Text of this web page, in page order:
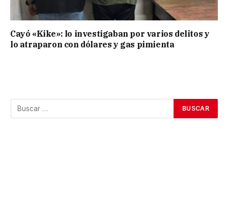
Cayó «Kike»: lo investigaban por varios delitos y
lo atraparon con dólares y gas pimienta